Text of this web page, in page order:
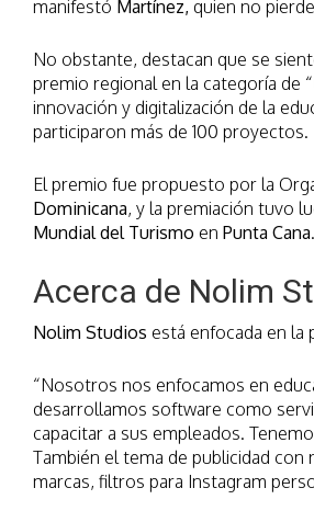
manifestó Martínez, quien no
No obstante, destacan que se
premio regional en la categoría de
innovación y digitalización de la
participaron más de 100 proyectos.
El premio fue propuesto por la
Dominicana, y la premiación tuvo
Mundial del Turismo en Punta Cana.
Acerca de Nolim
Nolim Studios está enfocada en la
“Nosotros nos enfocamos en
desarrollamos software como
capacitar a sus empleados.
También el tema de publicidad
marcas, filtros para Instagram